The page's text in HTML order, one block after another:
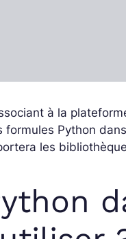
à la
formules Python
les